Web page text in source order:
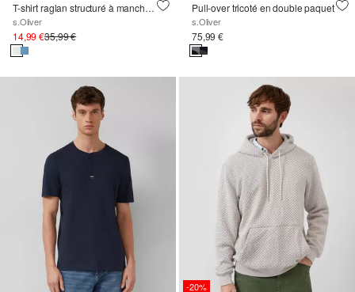
T-shirt raglan structuré à manches longues en jersey lourd
s.Oliver
14,99 €35,99 €
Pull-over tricoté en double paquet
s.Oliver
75,99 €
-20%